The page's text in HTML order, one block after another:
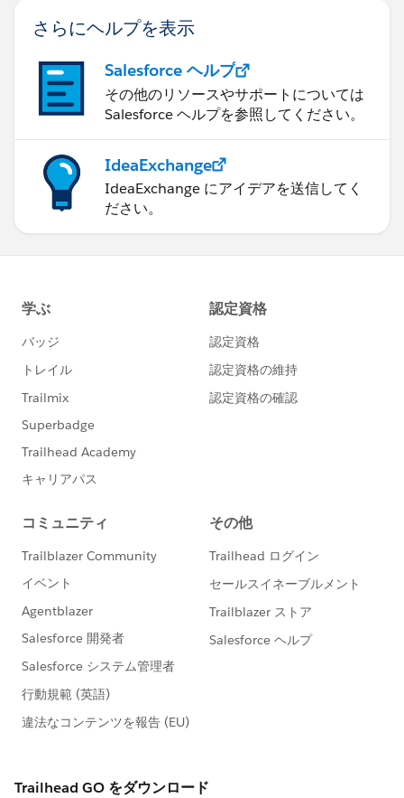
さらにヘルプを表示
Salesforce ヘルプ
その他のリソースやサポートについては
Salesforce ヘルプを参照してください。
IdeaExchange
IdeaExchange にアイデアを送信してく
ださい。